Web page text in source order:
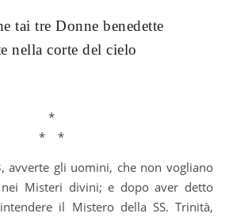
tai tre Donne benedette
nella corte del cielo
*
* *
avverte gli uomini, che non vogliano
Misteri divini; e dopo aver detto
il Mistero della SS. Trinità,